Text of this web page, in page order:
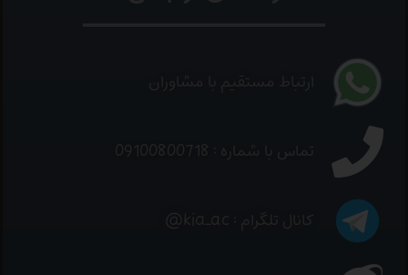
ارتباط مستقیم با مشاوران
تماس با شماره : 09100800718
کانال تلگرام : kia_ac@